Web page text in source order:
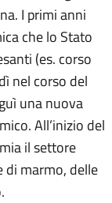
I primi anni
che lo Stato
(es. corso
nel corso del
una nuova
All’inizio del
il settore
di marmo, delle